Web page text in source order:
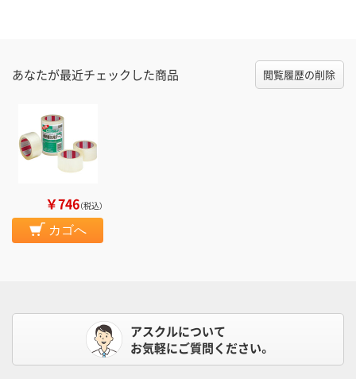
あなたが最近チェックした商品 閲覧履歴の削除
￥746（税込）
カゴへ
アスクルについて
お気軽にご質問ください。